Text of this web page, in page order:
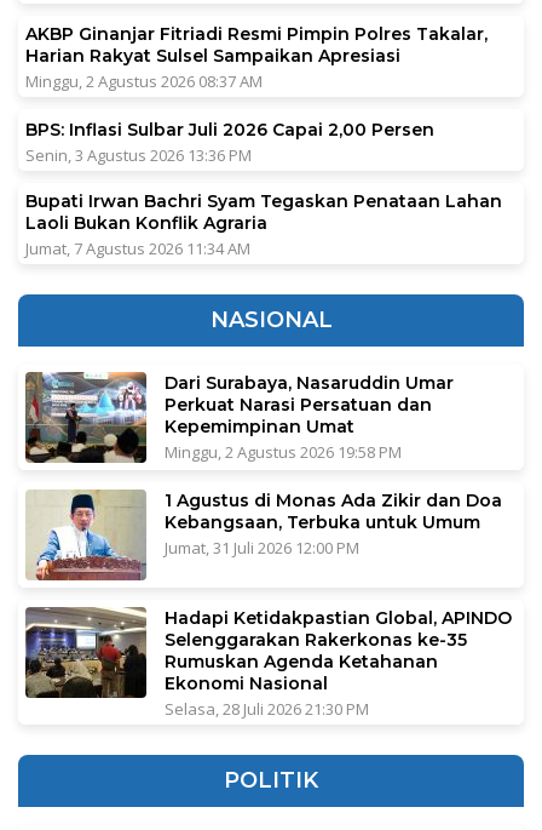
AKBP Ginanjar Fitriadi Resmi Pimpin Polres Takalar,
Harian Rakyat Sulsel Sampaikan Apresiasi
Minggu, 2 Agustus 2026 08:37 AM
BPS: Inflasi Sulbar Juli 2026 Capai 2,00 Persen
Senin, 3 Agustus 2026 13:36 PM
Bupati Irwan Bachri Syam Tegaskan Penataan Lahan
Laoli Bukan Konflik Agraria
Jumat, 7 Agustus 2026 11:34 AM
NASIONAL
Dari Surabaya, Nasaruddin Umar
Perkuat Narasi Persatuan dan
Kepemimpinan Umat
Minggu, 2 Agustus 2026 19:58 PM
1 Agustus di Monas Ada Zikir dan Doa
Kebangsaan, Terbuka untuk Umum
Jumat, 31 Juli 2026 12:00 PM
Hadapi Ketidakpastian Global, APINDO
Selenggarakan Rakerkonas ke-35
Rumuskan Agenda Ketahanan
Ekonomi Nasional
Selasa, 28 Juli 2026 21:30 PM
POLITIK